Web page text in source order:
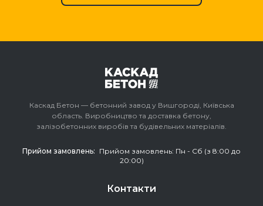
Каскад Бетон — бетонний завод у Вишгороді, Київська
область. Виробництво та доставка бетону,
залізобетонних виробів та будівельних матеріалів.
Прийом замовлень: Прийом замовлень: Пн - Сб (з 8:00 до
20:00)
Контакти